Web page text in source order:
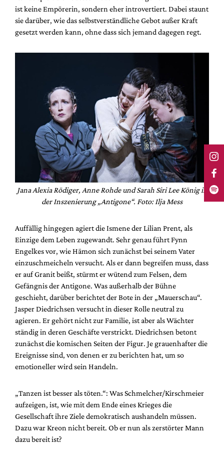
ist keine Empörerin, sondern eher introvertiert. Dabei staunt
sie darüber, wie das selbstverständliche Gebot außer Kraft
gesetzt werden kann, ohne dass sich jemand dagegen regt.
Jana Alexia Rödiger, Anne Rohde und Sarah Siri Lee König in
der Inszenierung „Antigone“. Foto: Ilja Mess
Auffällig hingegen agiert die Ismene der Lilian Prent, als
Einzige dem Leben zugewandt. Sehr genau führt Fynn
Engelkes vor, wie Hämon sich zunächst bei seinem Vater
einzuschmeicheln versucht. Als er dann begreifen muss, dass
er auf Granit beißt, stürmt er wütend zum Felsen, dem
Gefängnis der Antigone. Was außerhalb der Bühne
geschieht, darüber berichtet der Bote in der „Mauerschau“.
Jasper Diedrichsen versucht in dieser Rolle neutral zu
agieren. Er gehört nicht zur Familie, ist aber als Wächter
ständig in deren Geschäfte verstrickt. Diedrichsen betont
zunächst die komischen Seiten der Figur. Je grauenhafter die
Ereignisse sind, von denen er zu berichten hat, um so
emotioneller wird sein Handeln.
„Tanzen ist besser als töten.“: Was Schmelcher/Kirschmeier
aufzeigen, ist, wie mit dem Ende eines Krieges die
Gesellschaft ihre Ziele demokratisch aushandeln müssen.
Dazu war Kreon nicht bereit. Ob er nun als zerstörter Mann
dazu bereit ist?